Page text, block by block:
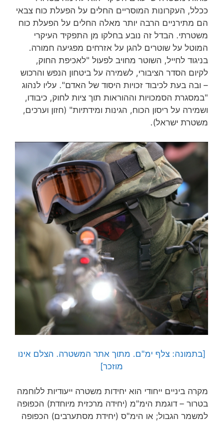
ככלל, העקרונות המוסריים החלים על הפעלת כוח צבאי
הם מתירניים הרבה יותר מאלה החלים על הפעלת כוח
משטרתי. הבדל זה נובע בחלקו מן התפקיד העיקרי
המוטל על שוטרים להגן על אזרחים מפגיעה חמורה.
בניגוד לחייל, השוטר מחויב לפעול "לאכיפת החוק,
לקיום הסדר הציבורי, לשמירה על ביטחון הנפש והרכוש
– ובה בעת לכיבוד זכויות היסוד של האדם". עליו לנהוג
"במסגרת הסמכויות וההוראות תוך ציות לחוק, כיבודו,
ושמירה על ריסון הכוח, הגינות ומידתיות" (חזון וערכים,
משטרת ישראל).
[בתמונה: צלף ימ"ם. מתוך אתר המשטרה. הצלם אינו
מוזכר]
מקרה ביניים ייחודי הוא יחידות משטרה ייעודיות ללוחמה
בטרור – דוגמת הימ"מ (יחידה מרכזית מיוחדת) הכפופה
למשמר הגבול; או הימ"ס (יחידת מסתערבים) הכפופה